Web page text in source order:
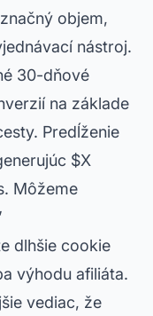
objem,
nástroj.
30-dňové
na základe
Predĺženie
$X
Môžeme
dlhšie cookie
výhodu afiliáta.
vediac, že